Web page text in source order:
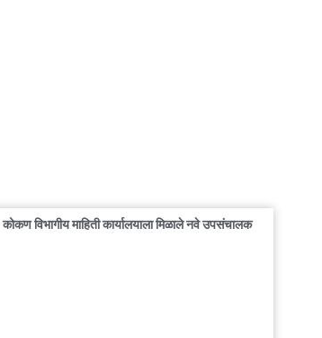
कोकण विभागीय माहिती कार्यालयाला मिळाले नवे उपसंचालक